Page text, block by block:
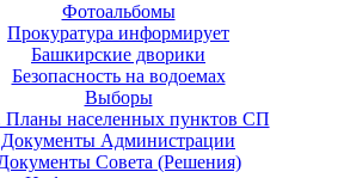
Фотоальбомы
Прокуратура информирует
Башкирские дворики
Безопасность на водоемах
Выборы
Планы населенных пунктов СП
Документы Администрации
Совета (Решения)